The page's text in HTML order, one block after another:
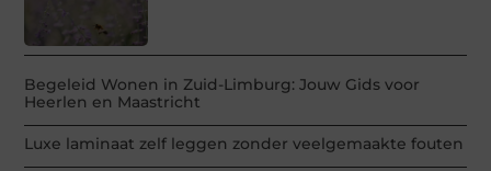
Begeleid Wonen in Zuid-Limburg: Jouw Gids voor
Heerlen en Maastricht
Luxe laminaat zelf leggen zonder veelgemaakte fouten